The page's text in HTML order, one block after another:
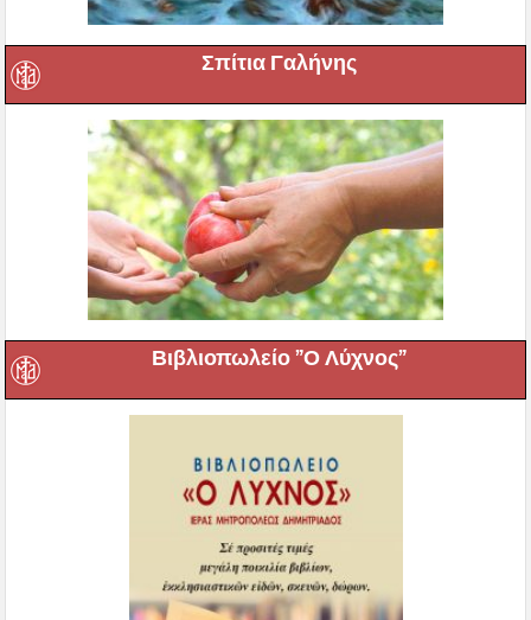
Σπίτια Γαλήνης
Βιβλιοπωλείο ”Ο Λύχνος”